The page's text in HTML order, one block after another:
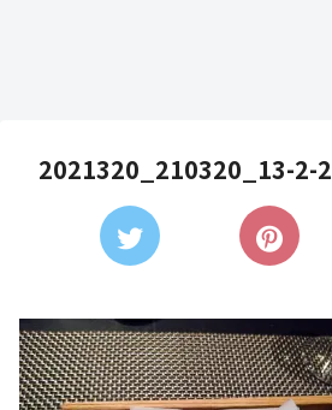
2021320_210320_13-2-2